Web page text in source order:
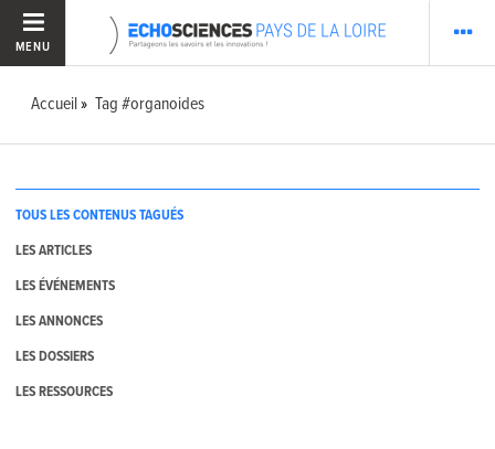
MENU
Accueil Tag #organoides
TOUS LES CONTENUS TAGUÉS
LES ARTICLES
LES ÉVÉNEMENTS
LES ANNONCES
LES DOSSIERS
LES RESSOURCES